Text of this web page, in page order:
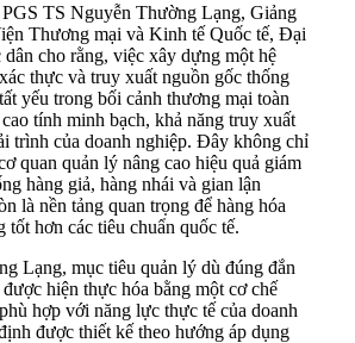
TS Nguyễn Thường Lạng, Giảng
Thương mại và Kinh tế Quốc tế, Đại
cho rằng, việc xây dựng một hệ
thực và truy xuất nguồn gốc thống
yếu trong bối cảnh thương mại toàn
tính minh bạch, khả năng truy xuất
trình của doanh nghiệp. Đây không chỉ
quan quản lý nâng cao hiệu quả giám
hàng giả, hàng nhái và gian lận
là nền tảng quan trọng để hàng hóa
tốt hơn các tiêu chuẩn quốc tế.
Lạng, mục tiêu quản lý dù đúng đắn
hiện thực hóa bằng một cơ chế
hợp với năng lực thực tế của doanh
được thiết kế theo hướng áp dụng